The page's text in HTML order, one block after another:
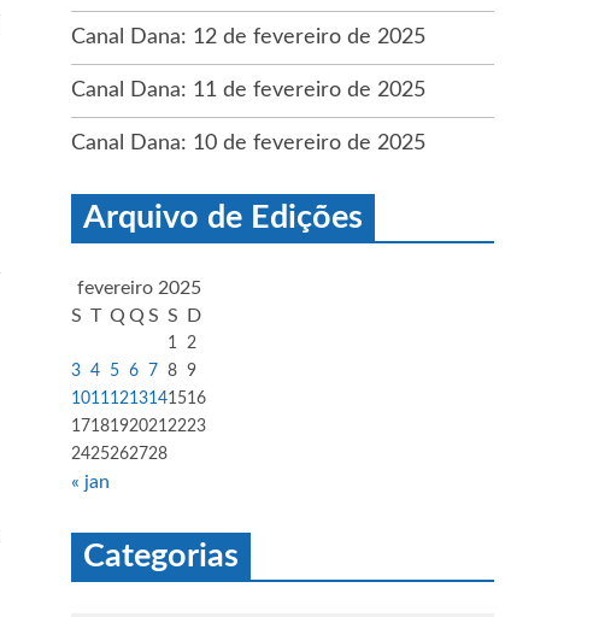
Canal Dana: 12 de fevereiro de 2025
Canal Dana: 11 de fevereiro de 2025
Canal Dana: 10 de fevereiro de 2025
Arquivo de Edições
fevereiro 2025
S T Q Q S S D
1
2
3 4 5 6 7 8 9
10111213141516
17181920212223
2425262728
« jan
Categorias